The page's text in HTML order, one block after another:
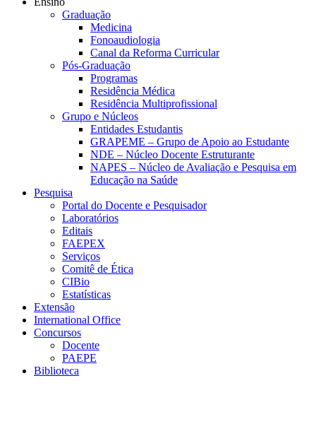
Graduação
Medicina
Fonoaudiologia
Canal da Reforma Curricular
Pós-Graduação
Programas
Residência Médica
Residência Multiprofissional
Grupo e Núcleos
Entidades Estudantis
GRAPEME – Grupo de Apoio ao Estudante
NDE – Núcleo Docente Estruturante
NAPES – Núcleo de Avaliação e Pesquisa em
Educação na Saúde
Pesquisa
Portal do Docente e Pesquisador
Laboratórios
Editais
FAEPEX
Serviços
Comitê de Ética
CIBio
Estatísticas
Extensão
International Office
Concursos
Docente
PAEPE
Biblioteca